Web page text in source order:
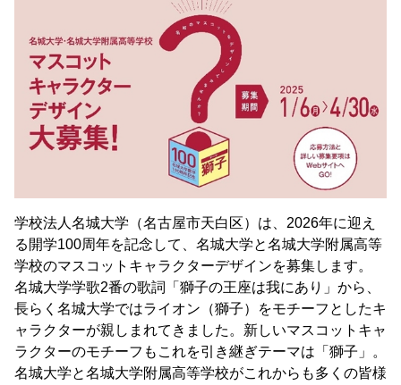
学校法人名城大学（名古屋市天白区）は、2026年に迎え
る開学100周年を記念して、名城大学と名城大学附属高等
学校のマスコットキャラクターデザインを募集します。
名城大学学歌2番の歌詞「獅子の王座は我にあり」から、
長らく名城大学ではライオン（獅子）をモチーフとしたキ
ャラクターが親しまれてきました。新しいマスコットキャ
ラクターのモチーフもこれを引き継ぎテーマは「獅子」。
名城大学と名城大学附属高等学校がこれからも多くの皆様